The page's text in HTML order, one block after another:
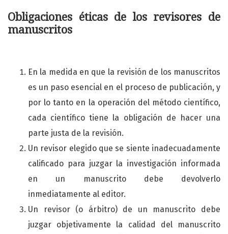
Obligaciones éticas de los revisores de
manuscritos
En la medida en que la revisión de los manuscritos
es un paso esencial en el proceso de publicación, y
por lo tanto en la operación del método científico,
cada científico tiene la obligación de hacer una
parte justa de la revisión.
Un revisor elegido que se siente inadecuadamente
calificado para juzgar la investigación informada
en un manuscrito debe devolverlo
inmediatamente al editor.
Un revisor (o árbitro) de un manuscrito debe
juzgar objetivamente la calidad del manuscrito